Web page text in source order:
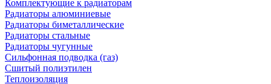
Комплектующие к радиаторам
Радиаторы алюминиевые
Радиаторы биметаллические
Радиаторы стальные
Радиаторы чугунные
Сильфонная подводка (газ)
Сшитый полиэтилен
Теплоизоляция